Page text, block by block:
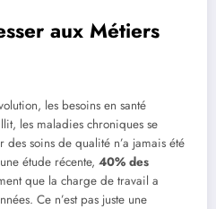
aux Métiers
les besoins en santé
les maladies chroniques se
soins de qualité n’a jamais été
étude récente, 40% des
que la charge de travail a
Ce n’est pas juste une